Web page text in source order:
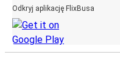
Odkryj aplikację FlixBusa